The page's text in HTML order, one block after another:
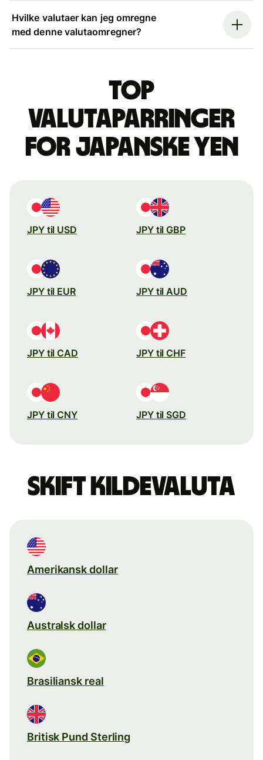
Hvilke valutaer kan jeg omregne
med denne valutaomregner?
Top
valutaparringer
for japanske yen
JPY til USD JPY til GBP
JPY til EUR JPY til AUD
JPY til CAD JPY til CHF
JPY til CNY JPY til SGD
Skift kildevaluta
Amerikansk dollar
Australsk dollar
Brasiliansk real
Britisk Pund Sterling